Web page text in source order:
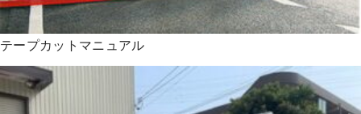
テープカットマニュアル